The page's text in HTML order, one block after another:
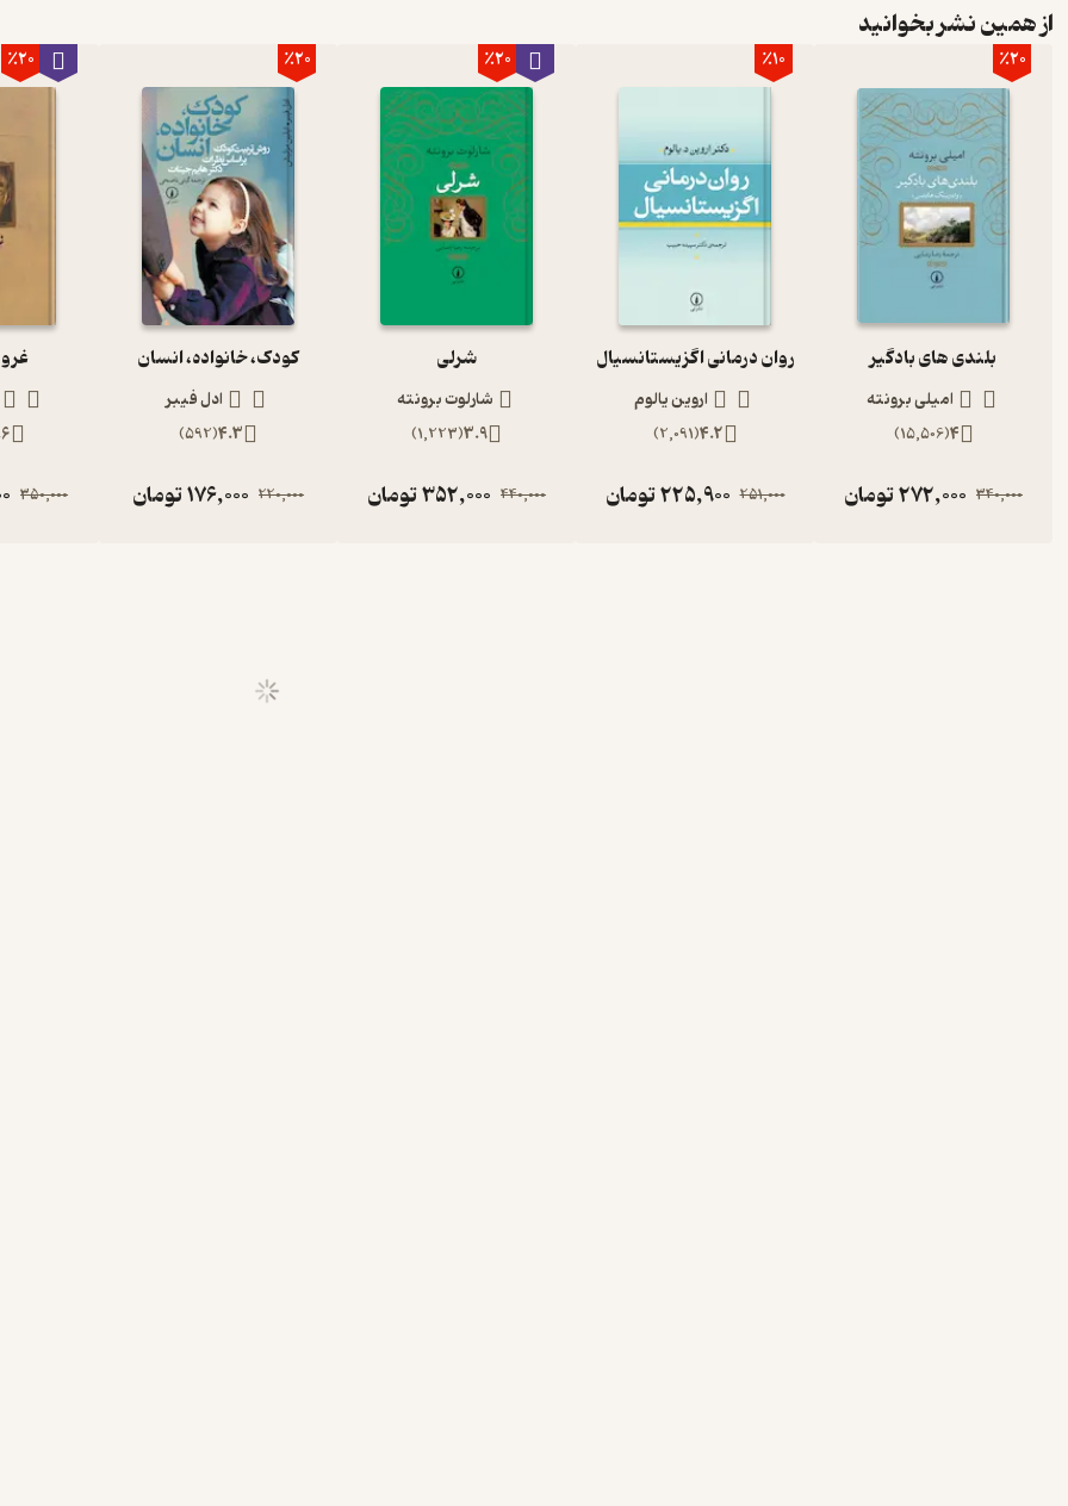
از همین نشر بخوانید
٪20
بلندی های بادگیر
امیلی برونته
4
(
15,506
)
340,000
272,000تومان
٪10
روان درمانی اگزیستانسیال
اروین یالوم
4.2
(
2,091
)
251,000
225,900تومان
٪20
شرلی
شارلوت برونته
3.9
(
1,223
)
440,000
352,000تومان
٪20
کودک، خانواده، انسان
ادل فیبر
4.3
(
592
)
220,000
176,000تومان
٪20
350,000